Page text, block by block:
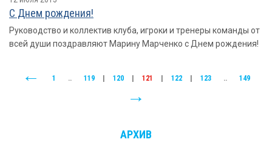
С Днем рождения!
Руководство и коллектив клуба, игроки и тренеры команды от
всей души поздравляют Марину Марченко с Днем рождения!
1 .. 119 | 120 | 121 | 122 | 123 .. 149
АРХИВ